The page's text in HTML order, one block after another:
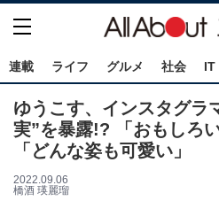
連載 ライフ グルメ 社会 IT
ゆうこす、インスタグラ
実”を暴露!? 「おもしろ
「どんな姿も可愛い」
2022.09.06
橋酒 瑛麗瑠